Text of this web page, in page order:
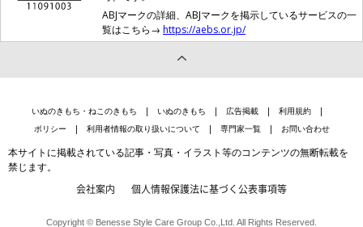
ABJマークの詳細、ABJマークを掲示しているサービスの一
覧はこちら→ https://aebs.or.jp/
いぬのきもち・ねこのきもち いぬのきもち 広告掲載
利用規約
ポリシー
利用者情報の取り扱いについて 専門家一覧 お問い合わせ
本サイトに掲載されている記事・写真・イラスト等のコンテンツの無断転載を
禁じます。
会社案内 個人情報保護法に基づく公表事項等
Copyright © Benesse Style Care Group Co.,Ltd. All Rights Reserved.